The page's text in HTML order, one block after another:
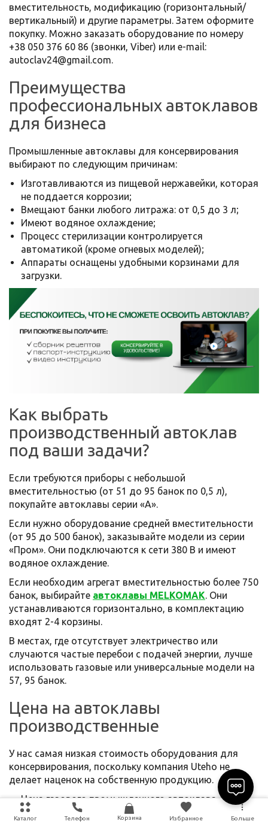
Каталог Телефон Корзина Избранное Больше
вместительность, модификацию (горизонтальный/
вертикальный) и другие параметры. Затем оформите
покупку. Можно заказать оборудование по номеру
+38 050 376 60 86 (звонки, Viber) или e-mail:
autoclav24@gmail.com.
Преимущества
профессиональных автоклавов
для бизнеса
Промышленные автоклавы для консервирования
выбирают по следующим причинам:
Изготавливаются из пищевой нержавейки, которая
не поддается коррозии;
Вмещают банки любого литража: от 0,5 до 3 л;
Имеют водяное охлаждение;
Процесс стерилизации контролируется
автоматикой (кроме огневых моделей);
Аппараты оснащены удобными корзинами для
загрузки.
Как выбрать
производственный автоклав
под ваши задачи?
Если требуются приборы с небольшой
вместительностью (от 51 до 95 банок по 0,5 л),
покупайте автоклавы серии «А».
Если нужно оборудование средней вместительности
(от 95 до 500 банок), заказывайте модели из серии
«Пром». Они подключаются к сети 380 В и имеют
водяное охлаждение.
Если необходим агрегат вместительностью более 750
банок, выбирайте автоклавы MELKOMAK. Они
устанавливаются горизонтально, в комплектацию
входят 2-4 корзины.
В местах, где отсутствует электричество или
случаются частые перебои с подачей энергии, лучше
использовать газовые или универсальные модели на
57, 95 банок.
Цена на автоклавы
производственные
У нас самая низкая стоимость оборудования для
консервирования, поскольку компания Uteho не
делает наценок на собственную продукцию.
Цена газового промышленного автоклава
стартует от 17500 грн;